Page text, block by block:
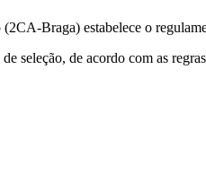
Braga) estabelece o
seleção, de acordo com as